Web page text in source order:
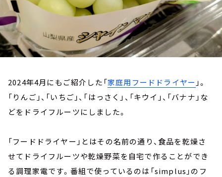
2024年4月にもご紹介した「家庭用フードドライヤー 」。
「りんご」、「いちご」、「はっさく」、「キウイ」、「バナナ」な
どをドライフルーツにしました。
「フードドライヤー」とはその名前の通り、食品を乾燥さ
せてドライフルーツや乾燥野菜を自宅で作ることができ
る調理家電です。番組で使っているのは「simplus」のフ